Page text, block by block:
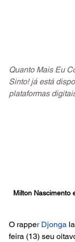
Quanto Mais Eu
Sinto! já está
plataformas
Milton Nascimento
O rapper Djonga
feira (13) seu